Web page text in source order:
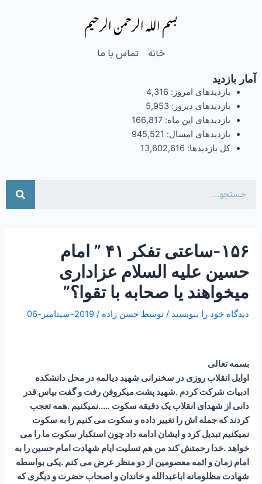
بسم الله الرحمن الرحیم
خانه تماس با ما
آمار بازدید
بازدیدهای امروز: 4,316
بازدیدهای دیروز: 5,953
بازدیدهای این ماه: 166,817
بازدیدهای امسال: 945,521
کل بازدیدها: 13,602,616
۱۵۶-ساعتی تفکر ۴۱ ” امام
حسین علیه السلام عزاداری
میخواهند یا صحابه با تقوا؟”
دیدگاه‌ خود را بنویسید / توسطحسن زاده/2019-سپتامبر-06
بسمه تعالی
اوایل انقلاب روزی در سخنرانی شهید دیالمه در محل دانشکده
ادبیات شرکت کردم .شهید پشت میکروفن رفت و گفت بپاس قدر
دانی از شهدای انقلاب یک دقیقه سکوت …..نمیکنیم .همه تعجب
کردند که جمله اش را تغییر داده و سکوت می کنیم را به سکوت
نمیکنیم تبدیل کرد و ایشان ادامه داد چون استکبار سکوت ما را می
خواهد .خدا رحمتش کند من هم تسلیت ایام شهادت امام حسین را به
امام زمان و ائمه معصومین از دو منظر عرض می کنم .یکی بواسطه
شهادت مظلومانه اباعبدالله و خاندان و اصحاب حضرت و دیگری که